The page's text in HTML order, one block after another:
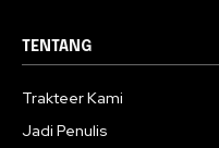
TENTANG
Trakteer Kami
Jadi Penulis